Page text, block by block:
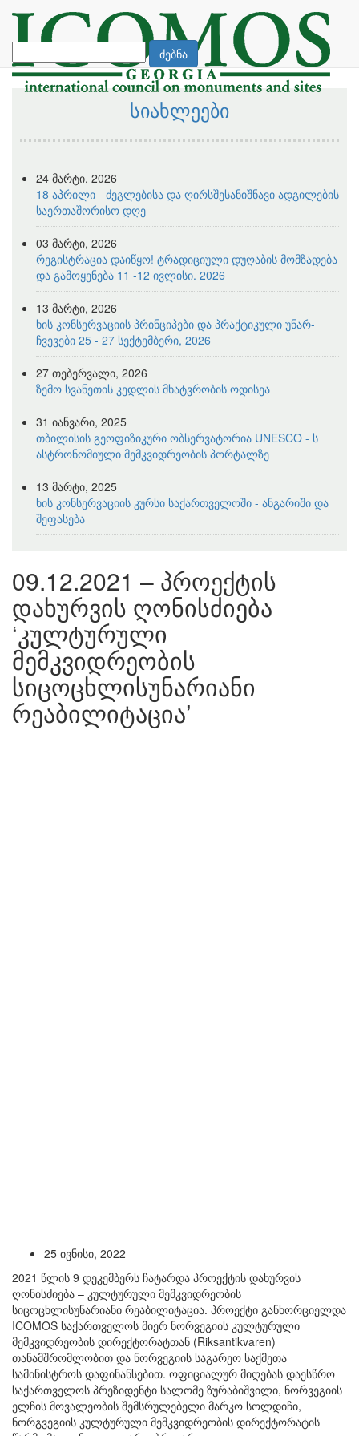
ძებნა
სიახლეები
24 მარტი, 2026
18 აპრილი - ძეგლებისა და ღირსშესანიშნავი ადგილების
საერთაშორისო დღე
03 მარტი, 2026
რეგისტრაცია დაიწყო! ტრადიციული დუღაბის მომზადება
და გამოყენება 11 -12 ივლისი. 2026
13 მარტი, 2026
ხის კონსერვაციის პრინციპები და პრაქტიკული უნარ-
ჩვევები 25 - 27 სექტემბერი, 2026
27 თებერვალი, 2026
ზემო სვანეთის კედლის მხატვრობის ოდისეა
31 იანვარი, 2025
თბილისის გეოფიზიკური ობსერვატორია UNESCO - ს
ასტრონომიული მემკვიდრეობის პორტალზე
13 მარტი, 2025
ხის კონსერვაციის კურსი საქართველოში - ანგარიში და
შეფასება
09.12.2021 – პროექტის
დახურვის ღონისძიება
‘კულტურული
მემკვიდრეობის
სიცოცხლისუნარიანი
რეაბილიტაცია’
25 ივნისი, 2022
2021 წლის 9 დეკემბერს ჩატარდა პროექტის დახურვის
ღონისძიება – კულტურული მემკვიდრეობის
სიცოცხლისუნარიანი რეაბილიტაცია. პროექტი განხორციელდა
ICOMOS საქართველოს მიერ ნორვეგიის კულტურული
მემკვიდრეობის დირექტორატთან (Riksantikvaren)
თანამშრომლობით და ნორვეგიის საგარეო საქმეთა
სამინისტროს დაფინანსებით. ოფიციალურ მიღებას დაესწრო
საქართველოს პრეზიდენტი სალომე ზურაბიშვილი, ნორვეგიის
ელჩის მოვალეობის შემსრულებელი მარკო სოლდიჩი,
ნორგვეგიის კულტურული მემკვიდრეობის დირექტორატის